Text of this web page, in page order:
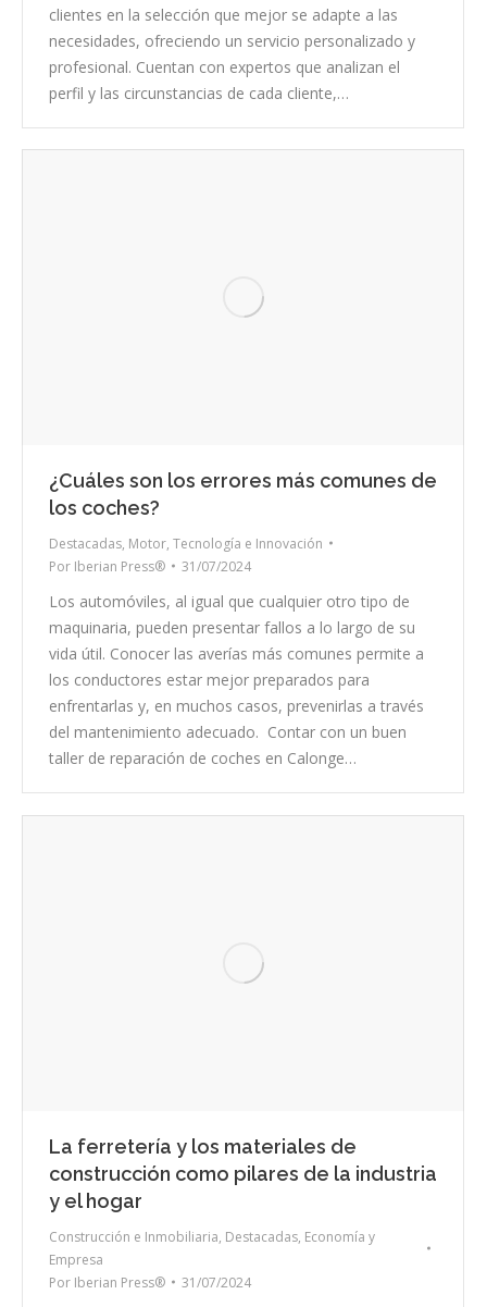
clientes en la selección que mejor se adapte a las
necesidades, ofreciendo un servicio personalizado y
profesional. Cuentan con expertos que analizan el
perfil y las circunstancias de cada cliente,…
¿Cuáles son los errores más comunes de
los coches?
Destacadas, Motor, Tecnología e Innovación
Por Iberian Press® 31/07/2024
Los automóviles, al igual que cualquier otro tipo de
maquinaria, pueden presentar fallos a lo largo de su
vida útil. Conocer las averías más comunes permite a
los conductores estar mejor preparados para
enfrentarlas y, en muchos casos, prevenirlas a través
del mantenimiento adecuado. Contar con un buen
taller de reparación de coches en Calonge…
La ferretería y los materiales de
construcción como pilares de la industria
y el hogar
Construcción e Inmobiliaria, Destacadas, Economía y
Empresa
Por Iberian Press® 31/07/2024